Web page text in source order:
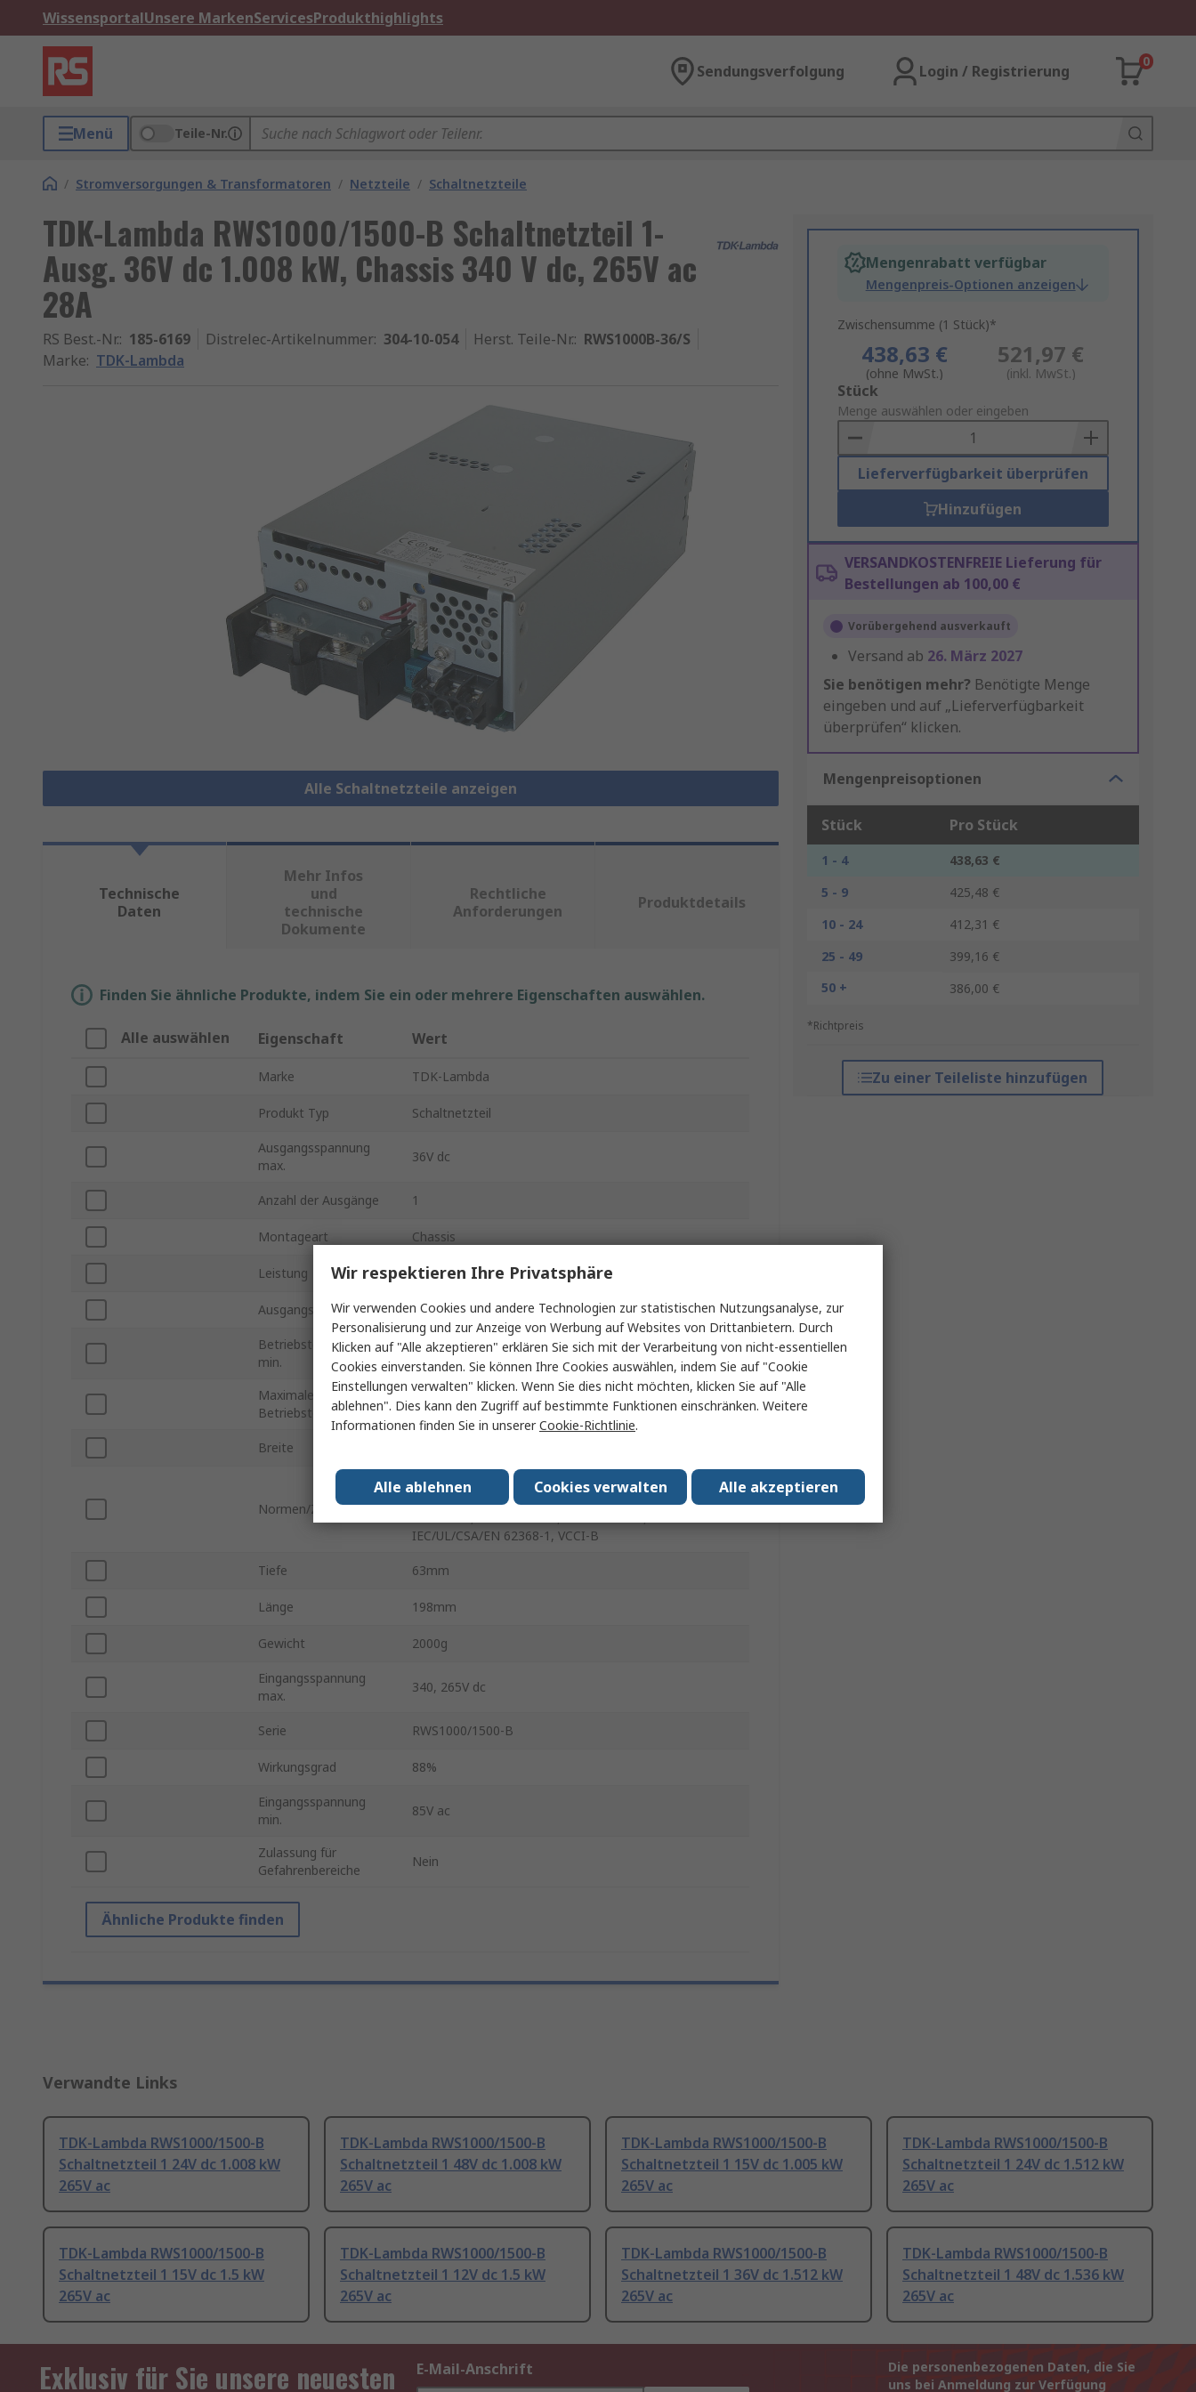
WissensportalUnsere MarkenServicesProdukthighlights
Sendungsverfolgung Login / Registrierung
0
Menü Teile-Nr.
/ Stromversorgungen & Transformatoren / Netzteile / Schaltnetzteile
TDK-Lambda RWS1000/1500-B Schaltnetzteil 1-
Ausg. 36V dc 1.008 kW, Chassis 340 V dc, 265V ac
28A
RS Best.-Nr.: 185-6169 Distrelec-Artikelnummer: 304-10-054 Herst. Teile-Nr.: RWS1000B-36/S
Marke: TDK-Lambda
Alle Schaltnetzteile anzeigen
Mengenrabatt verfügbar
Mengenpreis-Optionen anzeigen
Zwischensumme (1 Stück)*
438,63 €
(ohne MwSt.)
521,97 €
(inkl. MwSt.)
Add
to
Basket
Stück
Menge auswählen oder eingeben
Lieferverfügbarkeit überprüfen
Hinzufügen
VERSANDKOSTENFREIE Lieferung für
Bestellungen ab 100,00 €
Vorübergehend ausverkauft
Versand ab 26. März 2027
Sie benötigen mehr? Benötigte Menge
eingeben und auf „Lieferverfügbarkeit
überprüfen“ klicken.
Mengenpreisoptionen
Stück Pro Stück
1 - 4
438,63 €
5 - 9
425,48 €
10 - 24
412,31 €
25 - 49
399,16 €
50 +
386,00 €
*Richtpreis
Zu einer Teileliste hinzufügen
Technische
Daten
Mehr Infos
und
technische
Dokumente
Rechtliche
Anforderungen
Produktdetails
Finden Sie ähnliche Produkte, indem Sie ein oder mehrere Eigenschaften auswählen.
Alle auswählen Eigenschaft Wert
Marke TDK-Lambda
Produkt Typ Schaltnetzteil
Ausgangsspannung
max.
36V dc
Anzahl der Ausgänge 1
Montageart Chassis
Leistung 1.008kW
Ausgangsstrom 28A
Betriebstemperatur
min.
-20°C
Maximale
Betriebstemperatur
60°C
Breite
Normen/Zulassungen
FCC Class B, CE, EN 55011, EN 55022-B, EN 61000-4-
11, EN 61000-4-2, EN 61000-4-3, EN 61000-4-4, EN
IEC/UL/CSA/EN 62368-1, VCCI-B
Tiefe 63mm
Länge 198mm
Gewicht 2000g
Eingangsspannung
max.
340, 265V dc
Serie RWS1000/1500-B
Wirkungsgrad 88%
Eingangsspannung
min.
85V ac
Zulassung für
Gefahrenbereiche
Nein
Ähnliche Produkte finden
Verwandte Links
TDK-Lambda RWS1000/1500-B
Schaltnetzteil 1 24V dc 1.008 kW
265V ac
TDK-Lambda RWS1000/1500-B
Schaltnetzteil 1 48V dc 1.008 kW
265V ac
TDK-Lambda RWS1000/1500-B
Schaltnetzteil 1 15V dc 1.005 kW
265V ac
TDK-Lambda RWS1000/1500-B
Schaltnetzteil 1 24V dc 1.512 kW
265V ac
TDK-Lambda RWS1000/1500-B
Schaltnetzteil 1 15V dc 1.5 kW
265V ac
TDK-Lambda RWS1000/1500-B
Schaltnetzteil 1 12V dc 1.5 kW
265V ac
TDK-Lambda RWS1000/1500-B
Schaltnetzteil 1 36V dc 1.512 kW
265V ac
TDK-Lambda RWS1000/1500-B
Schaltnetzteil 1 48V dc 1.536 kW
265V ac
Exklusiv für Sie unsere neuesten
E-Mail-Anschrift
Die personenbezogenen Daten, die Sie
uns bei Anmeldung zur Verfügung
Wir respektieren Ihre Privatsphäre
Wir verwenden Cookies und andere Technologien zur statistischen Nutzungsanalyse, zur
Personalisierung und zur Anzeige von Werbung auf Websites von Drittanbietern. Durch
Klicken auf "Alle akzeptieren" erklären Sie sich mit der Verarbeitung von nicht-essentiellen
Cookies einverstanden. Sie können Ihre Cookies auswählen, indem Sie auf "Cookie
Einstellungen verwalten" klicken. Wenn Sie dies nicht möchten, klicken Sie auf "Alle
ablehnen". Dies kann den Zugriff auf bestimmte Funktionen einschränken. Weitere
Informationen finden Sie in unsererCookie-Richtlinie.
Alle akzeptieren
Cookies verwalten
Alle ablehnen